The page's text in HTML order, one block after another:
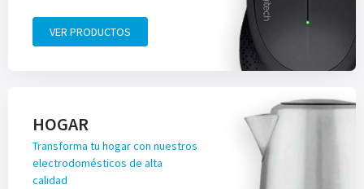
VER PRODUCTOS
HOGAR
Transforma tu hogar con nuestros
electrodomésticos de alta
calidad